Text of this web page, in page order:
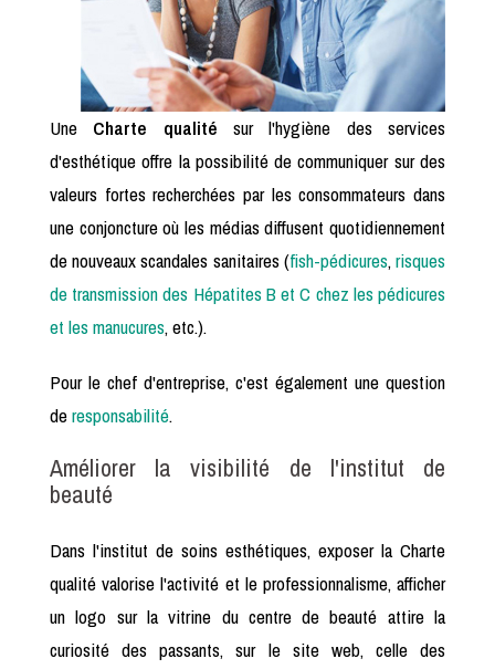
Une Charte qualité sur l'hygiène des services
d'esthétique offre la possibilité de communiquer sur des
valeurs fortes recherchées par les consommateurs dans
une conjoncture où les médias diffusent quotidiennement
de nouveaux scandales sanitaires (fish-pédicures,risques
de transmission des Hépatites B et C chez les pédicures
et les manucures, etc.).
Pour le chef d'entreprise, c'est également une question
deresponsabilité.
Améliorer la visibilité de l'institut de
beauté
Dans l'institut de soins esthétiques, exposer la Charte
qualité valorise l'activité et le professionnalisme, afficher
un logo sur la vitrine du centre de beauté attire la
curiosité des passants, sur le site web, celle des